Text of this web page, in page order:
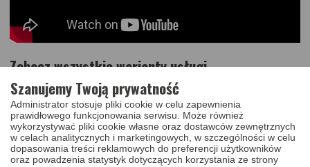
Zobacz wszystkie warianty usługi
Usługa dorobienia oryginalnego klucza Iseo
R6 seria ABF od 000001 do 003000
Zobacz
Usługa dorobienia oryginalnego klucza Iseo
R6 seria ABF od 003001 do 006000
60,00 PLN
Zobaczwięcej
Szanujemy Twoją prywatność
Administrator stosuje pliki cookie w celu zapewnienia
prawidłowego funkcjonowania serwisu. Może również
wykorzystywać pliki cookie własne oraz dostawców zewnętrznych
w celach analitycznych i marketingowych, w szczególności w celu
dopasowania treści reklamowych do preferencji użytkowników
oraz powadzenia statystyk dotyczących korzystania ze strony